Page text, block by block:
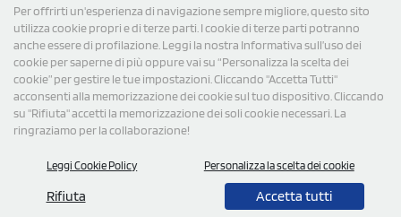
Per offrirti un'esperienza di navigazione sempre migliore, questo sito
utilizza cookie propri e di terze parti. I cookie di terze parti potranno
anche essere di profilazione. Leggi la nostra Informativa sull’uso dei
cookie per saperne di più oppure vai su “Personalizza la scelta dei
cookie” per gestire le tue impostazioni. Cliccando "Accetta Tutti"
acconsenti alla memorizzazione dei cookie sul tuo dispositivo. Cliccando
su "Rifiuta" accetti la memorizzazione dei soli cookie necessari. La
ringraziamo per la collaborazione!
Leggi Cookie Policy Personalizza la scelta dei cookie
Rifiuta Accetta tutti
0,00
Spedizioni
P.Iva/C.F. 09734470967 - N° Rea MI-2110632